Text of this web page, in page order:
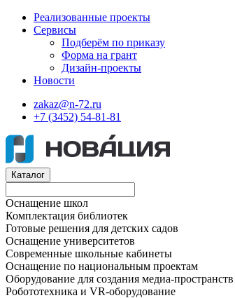
Реализованные проекты
Сервисы
Подберём по приказу
Форма на грант
Дизайн-проекты
Новости
zakaz@n-72.ru
+7 (3452) 54-81-81
Каталог
Оснащение школ
Комплектация библиотек
Готовые решения для детских садов
Оснащение университетов
Современные школьные кабинеты
Оснащение по национальным проектам
Оборудование для создания медиа-пространств
Робототехника и VR-оборудование